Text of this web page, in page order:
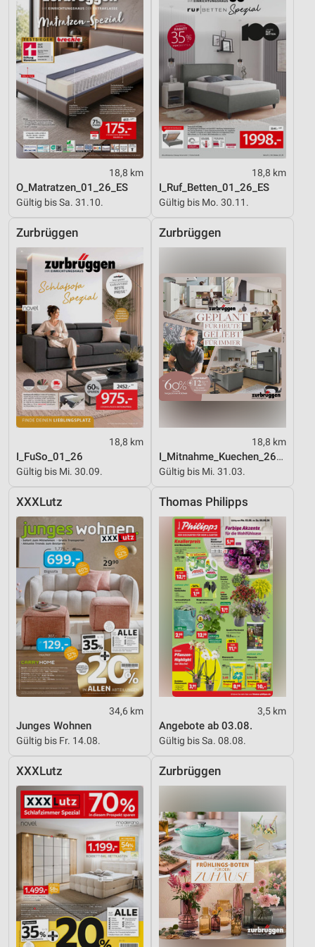
18,8 km
O_Matratzen_01_26_ES
Gültig bis Sa. 31.10.
18,8 km
I_Ruf_Betten_01_26_ES
Gültig bis Mo. 30.11.
Zurbrüggen
18,8 km
I_FuSo_01_26
Gültig bis Mi. 30.09.
Zurbrüggen
18,8 km
I_Mitnahme_Kuechen_26_ES
Gültig bis Mi. 31.03.
XXXLutz
34,6 km
Junges Wohnen
Gültig bis Fr. 14.08.
Thomas Philipps
3,5 km
Angebote ab 03.08.
Gültig bis Sa. 08.08.
XXXLutz Zurbrüggen
Funktional
Werbung